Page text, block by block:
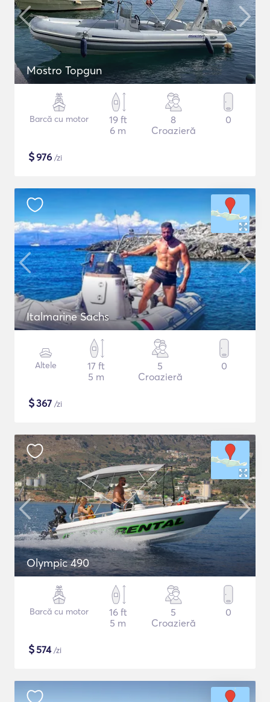
Mostro Topgun
Barcă cu motor
19 ft
6 m
8
Croazieră
0
$976 /zi
Italmarine Sachs
Altele
17 ft
5 m
5
Croazieră
0
$367 /zi
Olympic 490
Barcă cu motor
16 ft
5 m
5
Croazieră
0
$574/zi